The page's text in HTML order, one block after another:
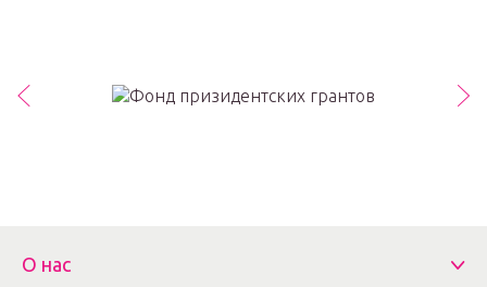
О нас